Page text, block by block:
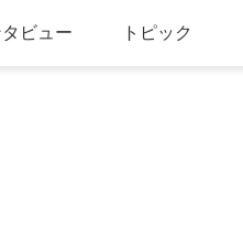
ビュー トピック